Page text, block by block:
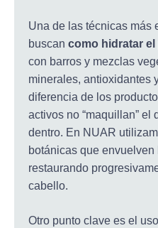
Una de las técnicas más
buscancomo hidratar
con barros y mezclas
minerales, antioxidantes
diferencia de los
activos no “maquillan” el
dentro. En NUAR
botánicas que
restaurando
cabello.
Otro punto clave es el